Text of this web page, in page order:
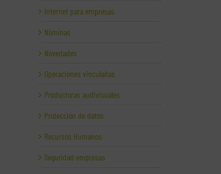
Internet para empresas
Nóminas
Novedades
Operaciones vinculadas
Productoras audivisuales
Protección de datos
Recursos Humanos
Seguridad empresas